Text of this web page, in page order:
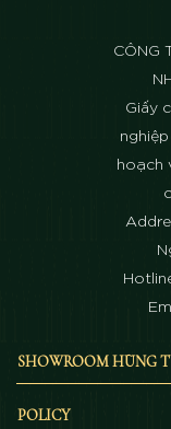
CÔNG
Giấy
hoạch
SHOWROOM HÙNG
POLICY